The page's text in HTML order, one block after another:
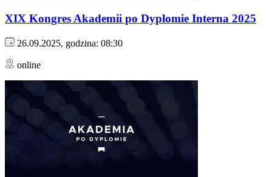
XIX Kongres Akademii po Dyplomie Interna 2025
26.09.2025, godzina: 08:30
online